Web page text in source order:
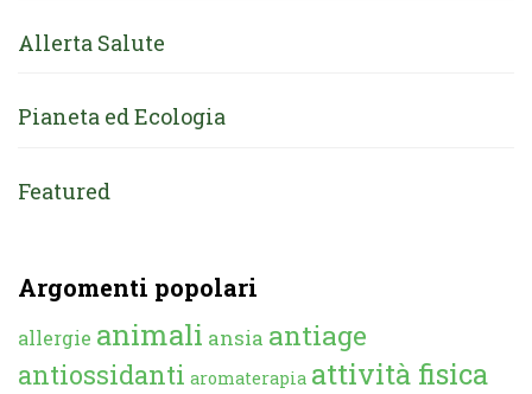
Allerta Salute
Pianeta ed Ecologia
Featured
Argomenti popolari
allergie animali ansia antiage
antiossidanti aromaterapia attività fisica